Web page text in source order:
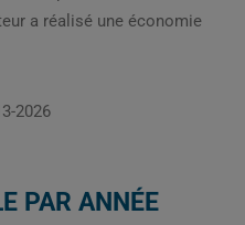
a réalisé une économie
2026
PAR ANNÉE